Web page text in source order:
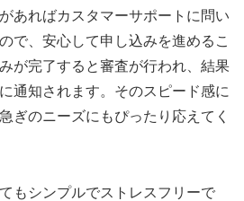
あればカスタマーサポートに問い
で、安心して申し込みを進めるこ
が完了すると審査が行われ、結果
通知されます。そのスピード感に
ぎのニーズにもぴったり応えてく
もシンプルでストレスフリーで